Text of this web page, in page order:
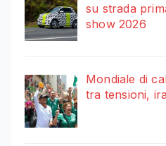
su strada
show 2026
Mondiale di
tra tensioni,